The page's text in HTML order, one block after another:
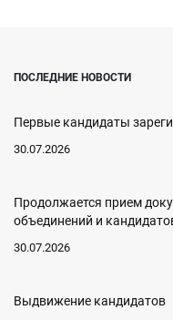
ПОСЛЕДНИЕ НОВОСТИ
Первые кандидаты
30.07.2026
Продолжается прием
объединений и
30.07.2026
Выдвижение кандидатов